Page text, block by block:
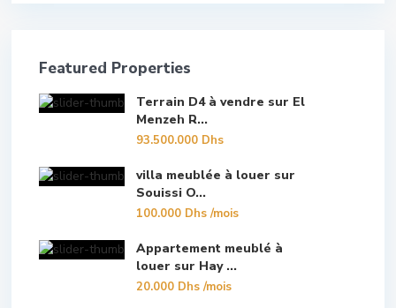
Featured Properties
Terrain D4 à vendre sur El
Menzeh R...
93.500.000 Dhs
villa meublée à louer sur
Souissi O...
100.000 Dhs/mois
Appartement meublé à
louer sur Hay ...
20.000 Dhs/mois